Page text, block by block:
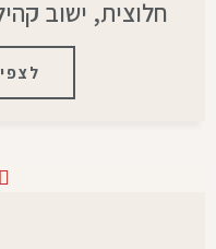
חלוצית, ישוב